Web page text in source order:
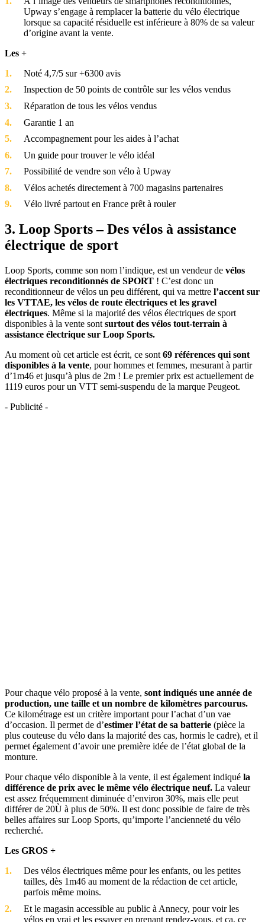
Upway s’engage à remplacer la batterie du vélo électrique
lorsque sa capacité résiduelle est inférieure à 80% de sa valeur
d’origine avant la vente.
Les +
Noté 4,7/5 sur +6300 avis
Inspection de 50 points de contrôle sur les vélos vendus
Réparation de tous les vélos vendus
Garantie 1 an
Accompagnement pour les aides à l’achat
Un guide pour trouver le vélo idéal
Possibilité de vendre son vélo à Upway
Vélos achetés directement à 700 magasins partenaires
Vélo livré partout en France prêt à rouler
3. Loop Sports – Des vélos à assistance
électrique de sport
Loop Sports, comme son nom l’indique, est un vendeur de vélos
électriques reconditionnés de SPORT ! C’est donc un
reconditionneur de vélos un peu différent, qui va mettre l’accent sur
les VTTAE, les vélos de route électriques et les gravel
électriques. Même si la majorité des vélos électriques de sport
disponibles à la vente sont surtout des vélos tout-terrain à
assistance électrique sur Loop Sports.
Au moment où cet article est écrit, ce sont 69 références qui sont
disponibles à la vente, pour hommes et femmes, mesurant à partir
d’1m46 et jusqu’à plus de 2m ! Le premier prix est actuellement de
1119 euros pour un VTT semi-suspendu de la marque Peugeot.
- Publicité -
Pour chaque vélo proposé à la vente, sont indiqués une année de
production, une taille et un nombre de kilomètres parcourus.
Ce kilométrage est un critère important pour l’achat d’un vae
d’occasion. Il permet de d’estimer l’état de sa batterie (pièce la
plus couteuse du vélo dans la majorité des cas, hormis le cadre), et il
permet également d’avoir une première idée de l’état global de la
monture.
Pour chaque vélo disponible à la vente, il est également indiqué la
différence de prix avec le même vélo électrique neuf. La valeur
est assez fréquemment diminuée d’environ 30%, mais elle peut
différer de 20Ù à plus de 50%. Il est donc possible de faire de très
belles affaires sur Loop Sports, qu’importe l’ancienneté du vélo
recherché.
Les GROS +
Des vélos électriques même pour les enfants, ou les petites
tailles, dès 1m46 au moment de la rédaction de cet article,
parfois même moins.
Et le magasin accessible au public à Annecy, pour voir les
vélos en vrai et les essayer en prenant rendez-vous, et ça, ce